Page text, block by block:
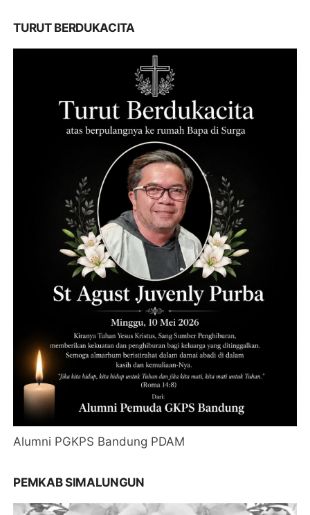
TURUT BERDUKACITA
Alumni PGKPS Bandung PDAM
PEMKAB SIMALUNGUN